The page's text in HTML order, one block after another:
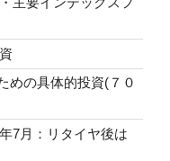
めの具体的投資(７０
7月：リタイヤ後は